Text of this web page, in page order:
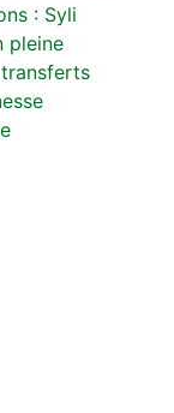
: Syli
pleine